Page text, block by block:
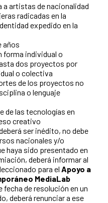
artistas de nacionalidad
radicadas en la
expedido en la
años
forma individual o
dos proyectos por
o colectiva
de los proyectos no
o lenguaje
de las tecnologías en
creativo
ser inédito, no debe
nacionales y/o
haya sido presentado en
deberá informar al
para el Apoyo a
MediaLab
fecha de resolución en un
deberá renunciar a ese